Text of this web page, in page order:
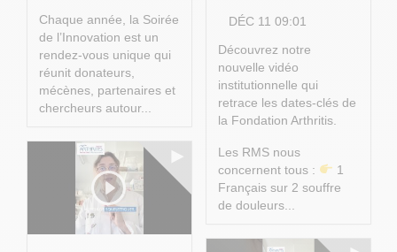
Chaque année, la Soirée
de l’Innovation est un
rendez-vous unique qui
réunit donateurs,
mécènes, partenaires et
chercheurs autour...
DÉC 11 09:01
Découvrez notre
nouvelle vidéo
institutionnelle qui
retrace les dates-clés de
la Fondation Arthritis.
Les RMS nous
concernent tous :
1
Français sur 2 souffre
de douleurs...